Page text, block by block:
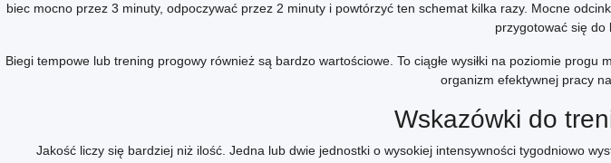
biec mocno przez 3 minuty, odpoczywać przez 2 minuty i powtórzyć ten schemat kilka razy. Mocne
przygotować się do
Biegi tempowe lub trening progowy również są bardzo wartościowe. To ciągłe wysiłki na poziomie
organizm efektywnej pracy
Wskazówki do
Jakość liczy się bardziej niż ilość. Jedna lub dwie jednostki o wysokiej intensywności tygodniowo